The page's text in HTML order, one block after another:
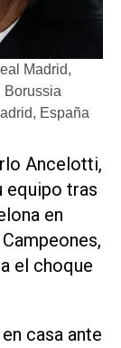
Madrid,
Borussia
España
Ancelotti,
equipo tras
en
el choque
casa ante